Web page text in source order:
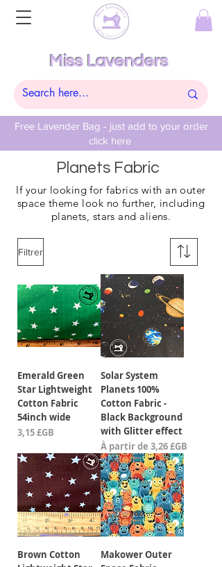
Free Lavender Bag - just add to your order
click here
Miss Lavenders
Planets Fabric
If your looking for fabrics with an outer
space theme look no further, including
planets, stars and aliens.
Filtrer
Emerald Green
Star Lightweight
Cotton Fabric
54inch wide
Prix
3,15 £GB
Solar System
Planets 100%
Cotton Fabric -
Black Background
with Glitter effect
À partir de 3,26 £GB
Prix promotionnel
Brown Cotton
Makower Outer